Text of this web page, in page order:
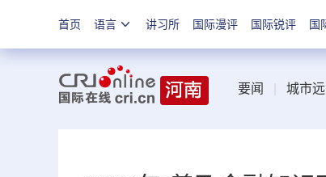
首页 语言 讲习所 国际漫评 国际锐评 国
要闻 城市